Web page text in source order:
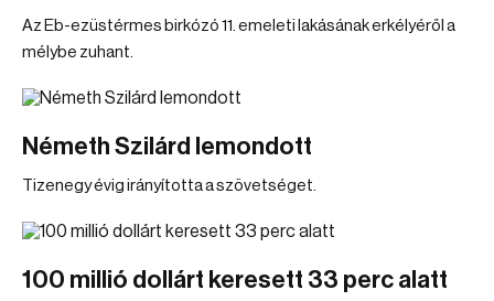
Az Eb-ezüstérmes birkózó 11. emeleti lakásának erkélyéről a
mélybe zuhant.
Németh Szilárd lemondott
Tizenegy évig irányította a szövetséget.
100 millió dollárt keresett 33 perc alatt